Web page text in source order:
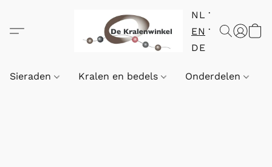
NL
EN
DE
Sieraden Kralen en bedels Onderdelen